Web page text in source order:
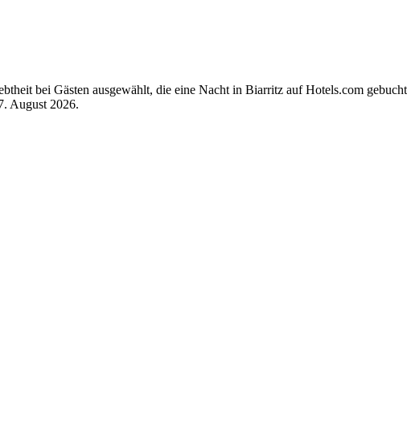
bei Gästen ausgewählt, die eine Nacht in Biarritz auf Hotels.com
August 2026.